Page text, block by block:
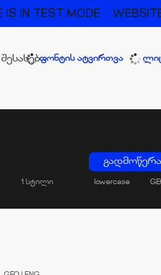
IS IN TEST MODE
ფონტის ატვირთვა
გადმოწერა
1 სტილი lowercase